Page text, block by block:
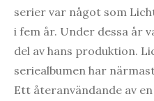
serier var något som
i fem år. Under dessa år
del av hans produktion.
seriealbumen har
Ett återanvändande av